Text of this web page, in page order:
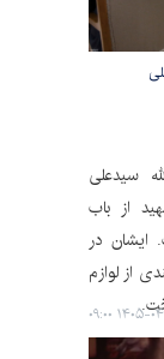
سیدعلی
از باب
ایشان در
از لوازم
۱۸ ۰۹:۰۰